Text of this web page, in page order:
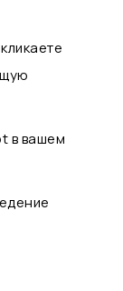
в вашем